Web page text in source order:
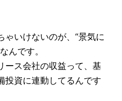
ゃいけないのが、“景気に
んです。
ース会社の収益って、基
投資に連動してるんです